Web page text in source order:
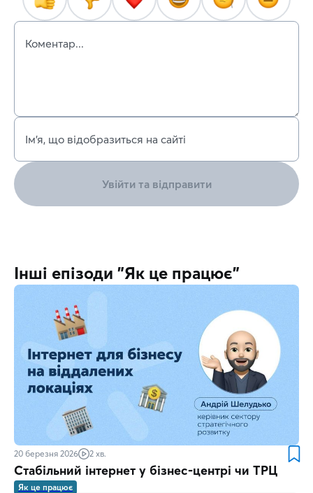
Коментар...
Ім’я, що відобразиться на сайті
Увійти та відправити
Інші епізоди "Як це працює"
20 березня 2026 2 хв.
Стабільний інтернет у бізнес-центрі чи ТРЦ
Як це працює